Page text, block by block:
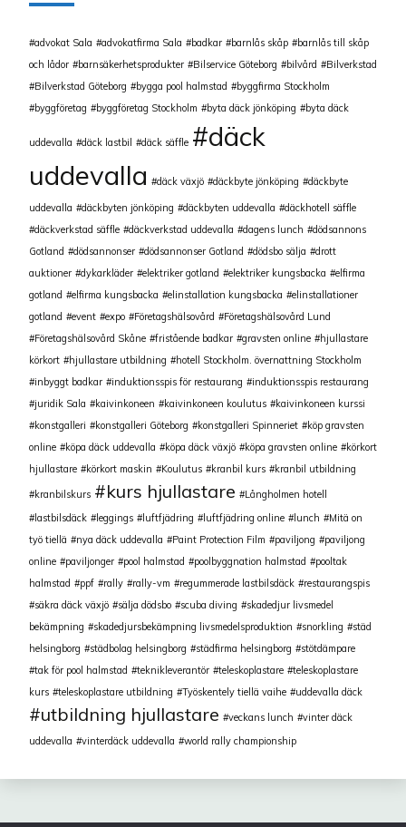
advokat Sala advokatfirma Sala badkar barnlås skåp
barnlås till skåp
och lådor
barnsäkerhetsprodukter Bilservice Göteborg bilvård
Bilverkstad
Bilverkstad Göteborg
bygga pool halmstad
byggfirma Stockholm
byggföretag
byggföretag Stockholm byta däck jönköping byta däck
uddevalla däck lastbil däck säffle
däck
uddevalla
däck växjö däckbyte jönköping däckbyte
uddevalla däckbyten jönköping däckbyten uddevalla
däckhotell säffle
däckverkstad säffle
däckverkstad uddevalla dagens lunch
dödsannons
Gotland
dödsannonser dödsannonser Gotland dödsbo sälja
drott
auktioner
dykarkläder elektriker gotland elektriker kungsbacka
elfirma
gotland
elfirma kungsbacka elinstallation kungsbacka
elinstallationer
gotland
event expo Företagshälsovård
Företagshälsovård Lund
Företagshälsovård Skåne
fristående badkar gravsten online
hjullastare
körkort
hjullastare utbildning
hotell Stockholm. övernattning Stockholm
inbyggt badkar
induktionsspis för restaurang
induktionsspis restaurang
juridik Sala
kaivinkoneen kaivinkoneen koulutus
kaivinkoneen kurssi
konstgalleri
konstgalleri Göteborg konstgalleri Spinneriet
köp gravsten
online
köpa däck uddevalla köpa däck växjö köpa gravsten online
körkort
hjullastare
körkort maskin Koulutus kranbil kurs
kranbil utbildning
kranbilskurs
kurs hjullastare
Långholmen hotell
lastbilsdäck
leggings luftfjädring luftfjädring online lunch
Mitä on
työ tiellä
nya däck uddevalla Paint Protection Film paviljong
paviljong
online
paviljonger pool halmstad poolbyggnation halmstad
pooltak
halmstad
ppf rally rally-vm regummerade lastbilsdäck
restaurangspis
säkra däck växjö
sälja dödsbo scuba diving
skadedjur livsmedel
bekämpning
skadedjursbekämpning livsmedelsproduktion snorkling
städ
helsingborg
städbolag helsingborg städfirma helsingborg
stötdämpare
tak för pool halmstad
teknikleverantör teleskoplastare
teleskoplastare
kurs
teleskoplastare utbildning Työskentely tiellä vaihe uddevalla däck
utbildning hjullastare veckans lunch
vinter däck
uddevalla
vinterdäck uddevalla world rally championship